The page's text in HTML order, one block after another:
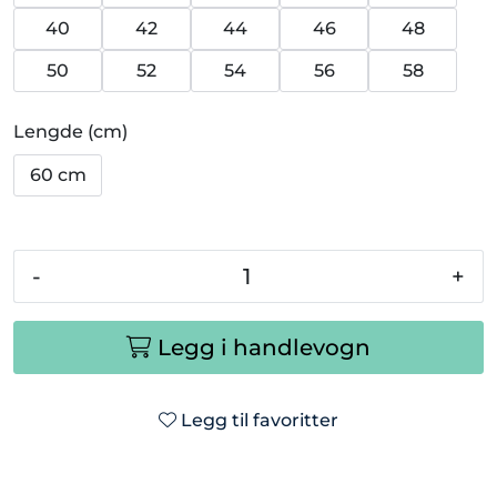
40
42 44 46
48
50
52 54 56 58
Lengde (cm)
60 cm
- +
Legg i handlevogn
Legg til favoritter